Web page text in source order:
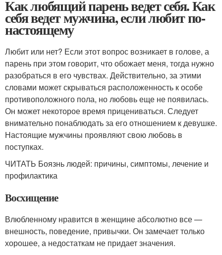
Как любящий парень ведет себя. Как
себя ведет мужчина, если любит по-
настоящему
Любит или нет? Если этот вопрос возникает в голове, а
парень при этом говорит, что обожает меня, тогда нужно
разобраться в его чувствах. Действительно, за этими
словами может скрываться расположенность к особе
противоположного пола, но любовь еще не появилась.
Он может некоторое время прицениваться. Следует
внимательно понаблюдать за его отношением к девушке.
Настоящие мужчины проявляют свою любовь в
поступках.
ЧИТАТЬ Боязнь людей: причины, симптомы, лечение и
профилактика
Восхищение
Влюбленному нравится в женщине абсолютно все —
внешность, поведение, привычки. Он замечает только
хорошее, а недостаткам не придает значения.